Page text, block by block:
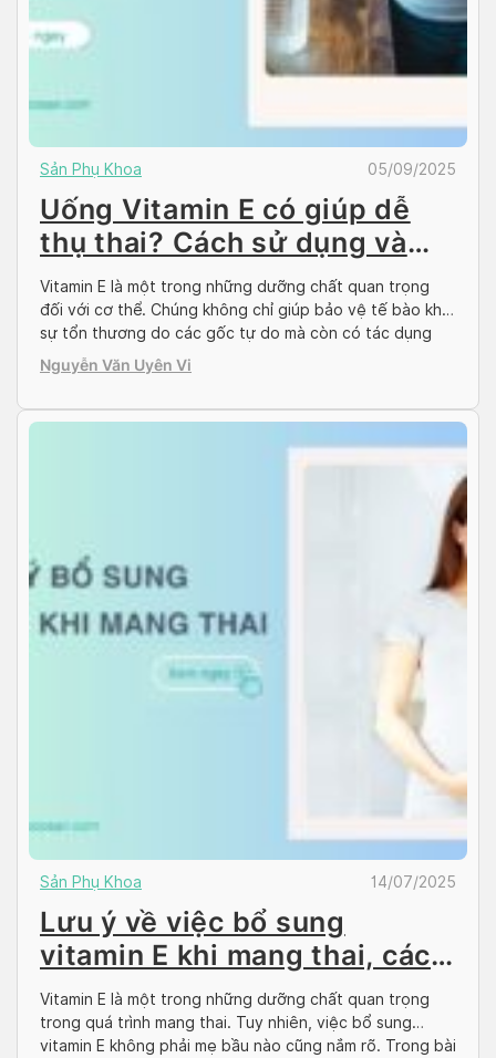
Sản Phụ Khoa 05/09/2025
Uống Vitamin E có giúp dễ
thụ thai? Cách sử dụng và
lưu ý nên biết
Vitamin E là một trong những dưỡng chất quan trọng
đối với cơ thể. Chúng không chỉ giúp bảo vệ tế bào khỏi
sự tổn thương do các gốc tự do mà còn có tác dụng
tích cực trên sức khỏe sinh sản. Nhiều phụ nữ khi chuẩn
bị mang thai thường tìm hiểu về […]
Nguyễn Văn Uyên Vi
Sản Phụ Khoa 14/07/2025
Lưu ý về việc bổ sung
vitamin E khi mang thai, cách
bổ sung hiệu quả
Vitamin E là một trong những dưỡng chất quan trọng
trong quá trình mang thai. Tuy nhiên, việc bổ sung
vitamin E không phải mẹ bầu nào cũng nắm rõ. Trong bài